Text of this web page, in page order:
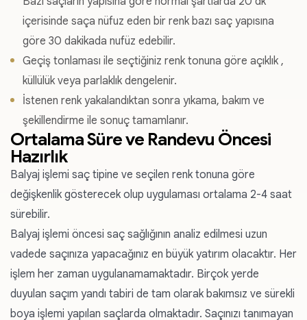
içerisinde saça nüfuz eden bir renk bazı saç yapısına
göre 30 dakikada nufüz edebilir.
Geçiş tonlaması ile seçtiğiniz renk tonuna göre açıklık ,
küllülük veya parlaklık dengelenir.
İstenen renk yakalandıktan sonra yıkama, bakım ve
şekillendirme ile sonuç tamamlanır.
Ortalama Süre ve Randevu Öncesi
Hazırlık
Balyaj işlemi saç tipine ve seçilen renk tonuna göre
değişkenlik gösterecek olup uygulaması ortalama 2-4 saat
sürebilir.
Balyaj işlemi öncesi saç sağlığının analiz edilmesi uzun
vadede saçınıza yapacağınız en büyük yatırım olacaktır. Her
işlem her zaman uygulanamamaktadır. Birçok yerde
duyulan saçım yandı tabiri de tam olarak bakımsız ve sürekli
boya işlemi yapılan saçlarda olmaktadır. Saçınızı tanımayan